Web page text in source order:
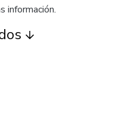
información.